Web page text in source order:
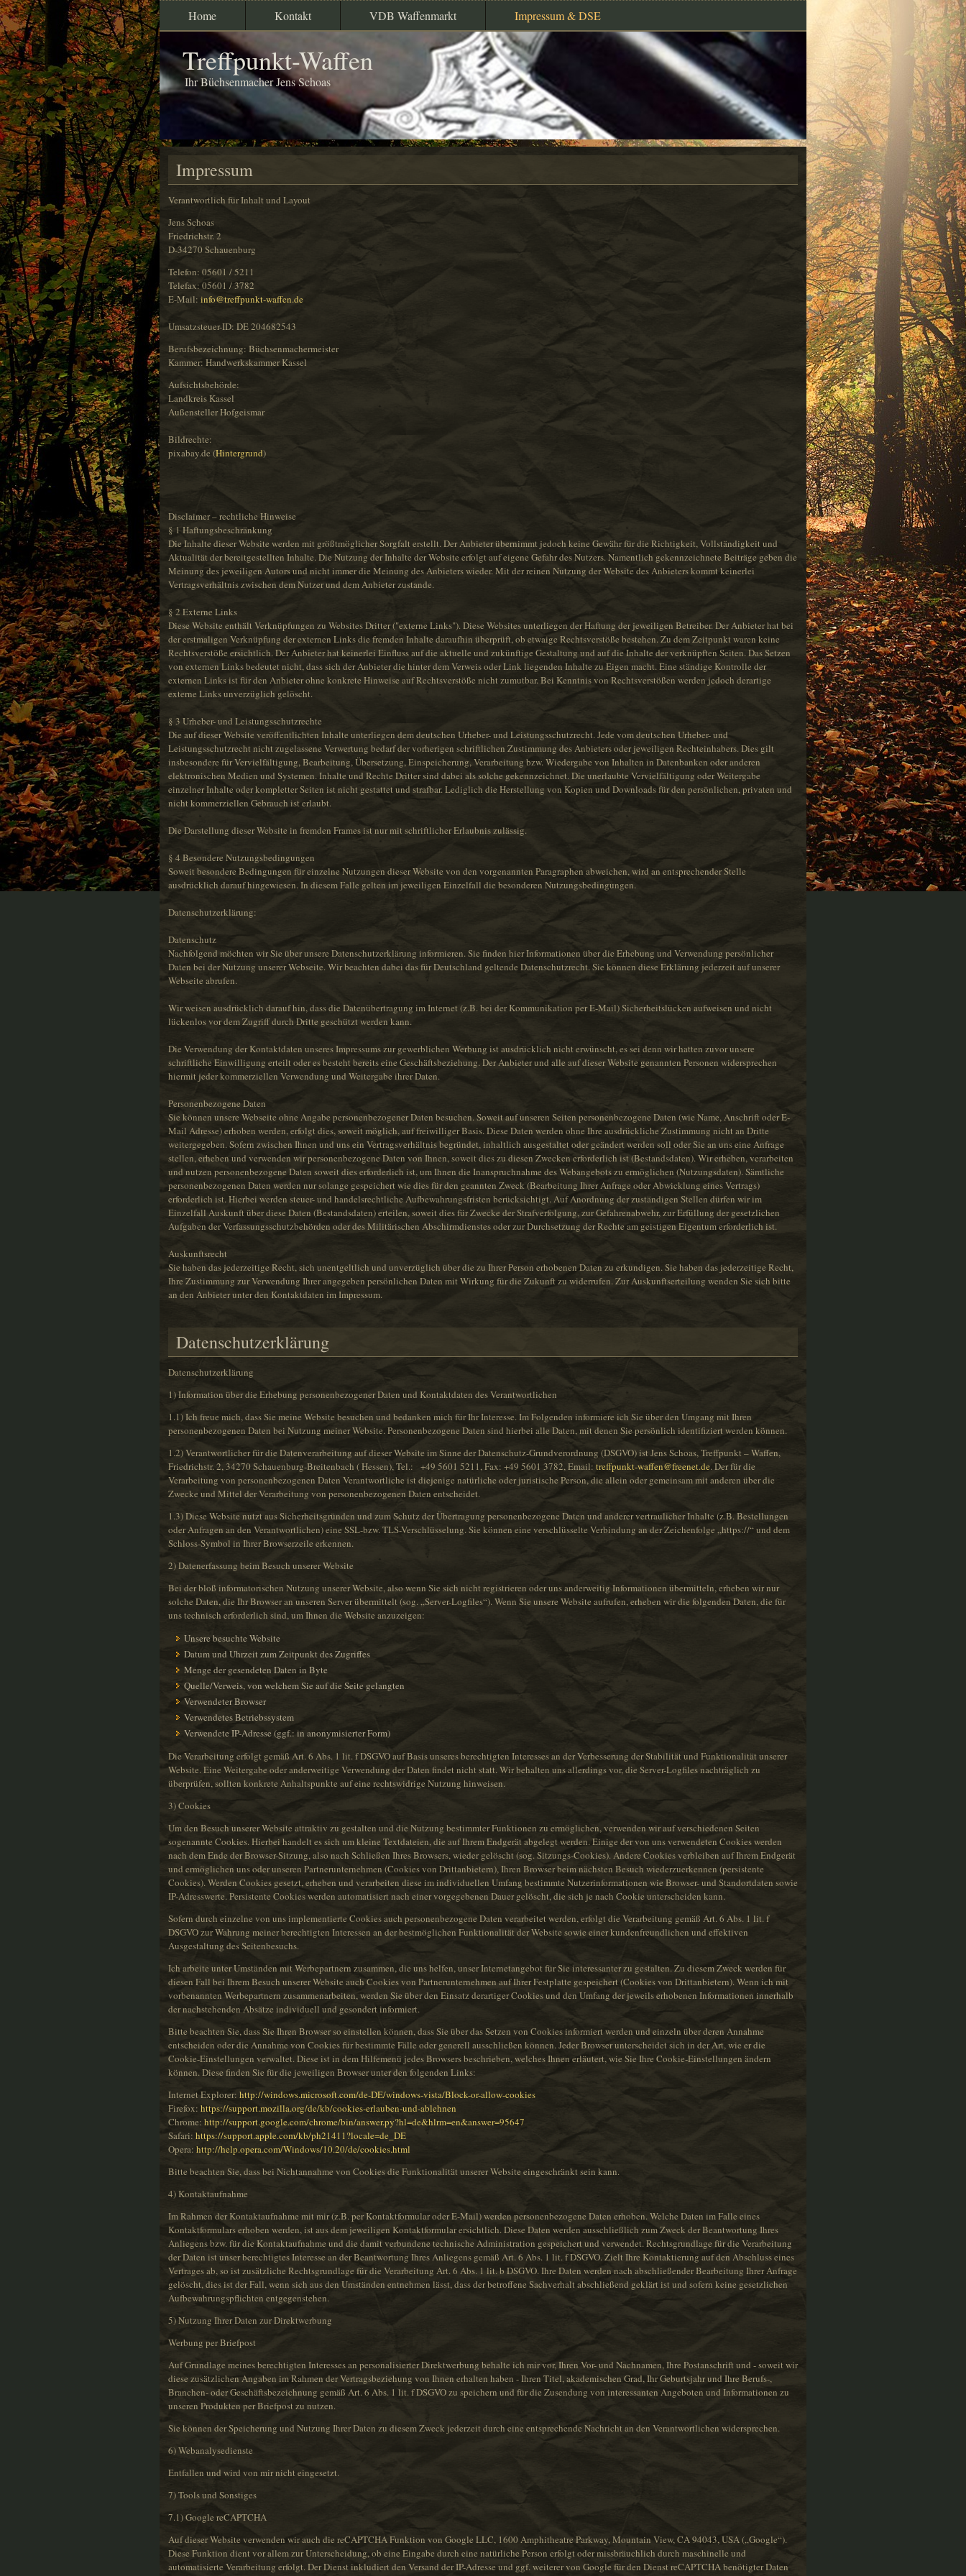
Home Kontakt VDB Waffenmarkt Impressum & DSE
Treffpunkt-Waffen
Ihr Büchsenmacher Jens Schoas
Impressum
Verantwortlich für Inhalt und Layout
Jens Schoas
Friedrichstr. 2
D-34270 Schauenburg
Telefon: 05601 / 5211
Telefax: 05601 / 3782
E-Mail: info@treffpunkt-waffen.de
Umsatzsteuer-ID: DE 204682543
Berufsbezeichnung: Büchsenmachermeister
Kammer: Handwerkskammer Kassel
Aufsichtsbehörde:
Landkreis Kassel
Außensteller Hofgeismar
Bildrechte:
pixabay.de (Hintergrund)
Disclaimer – rechtliche Hinweise
§ 1 Haftungsbeschränkung
Die Inhalte dieser Website werden mit größtmöglicher Sorgfalt erstellt. Der Anbieter übernimmt jedoch keine Gewähr für die Richtigkeit, Vollständigkeit und
Aktualität der bereitgestellten Inhalte. Die Nutzung der Inhalte der Website erfolgt auf eigene Gefahr des Nutzers. Namentlich gekennzeichnete Beiträge geben die
Meinung des jeweiligen Autors und nicht immer die Meinung des Anbieters wieder. Mit der reinen Nutzung der Website des Anbieters kommt keinerlei
Vertragsverhältnis zwischen dem Nutzer und dem Anbieter zustande.
§ 2 Externe Links
Diese Website enthält Verknüpfungen zu Websites Dritter ("externe Links"). Diese Websites unterliegen der Haftung der jeweiligen Betreiber. Der Anbieter hat bei
der erstmaligen Verknüpfung der externen Links die fremden Inhalte daraufhin überprüft, ob etwaige Rechtsverstöße bestehen. Zu dem Zeitpunkt waren keine
Rechtsverstöße ersichtlich. Der Anbieter hat keinerlei Einfluss auf die aktuelle und zukünftige Gestaltung und auf die Inhalte der verknüpften Seiten. Das Setzen
von externen Links bedeutet nicht, dass sich der Anbieter die hinter dem Verweis oder Link liegenden Inhalte zu Eigen macht. Eine ständige Kontrolle der
externen Links ist für den Anbieter ohne konkrete Hinweise auf Rechtsverstöße nicht zumutbar. Bei Kenntnis von Rechtsverstößen werden jedoch derartige
externe Links unverzüglich gelöscht.
§ 3 Urheber- und Leistungsschutzrechte
Die auf dieser Website veröffentlichten Inhalte unterliegen dem deutschen Urheber- und Leistungsschutzrecht. Jede vom deutschen Urheber- und
Leistungsschutzrecht nicht zugelassene Verwertung bedarf der vorherigen schriftlichen Zustimmung des Anbieters oder jeweiligen Rechteinhabers. Dies gilt
insbesondere für Vervielfältigung, Bearbeitung, Übersetzung, Einspeicherung, Verarbeitung bzw. Wiedergabe von Inhalten in Datenbanken oder anderen
elektronischen Medien und Systemen. Inhalte und Rechte Dritter sind dabei als solche gekennzeichnet. Die unerlaubte Vervielfältigung oder Weitergabe
einzelner Inhalte oder kompletter Seiten ist nicht gestattet und strafbar. Lediglich die Herstellung von Kopien und Downloads für den persönlichen, privaten und
nicht kommerziellen Gebrauch ist erlaubt.
Die Darstellung dieser Website in fremden Frames ist nur mit schriftlicher Erlaubnis zulässig.
§ 4 Besondere Nutzungsbedingungen
Soweit besondere Bedingungen für einzelne Nutzungen dieser Website von den vorgenannten Paragraphen abweichen, wird an entsprechender Stelle
ausdrücklich darauf hingewiesen. In diesem Falle gelten im jeweiligen Einzelfall die besonderen Nutzungsbedingungen.
Datenschutzerklärung:
Datenschutz
Nachfolgend möchten wir Sie über unsere Datenschutzerklärung informieren. Sie finden hier Informationen über die Erhebung und Verwendung persönlicher
Daten bei der Nutzung unserer Webseite. Wir beachten dabei das für Deutschland geltende Datenschutzrecht. Sie können diese Erklärung jederzeit auf unserer
Webseite abrufen.
Wir weisen ausdrücklich darauf hin, dass die Datenübertragung im Internet (z.B. bei der Kommunikation per E-Mail) Sicherheitslücken aufweisen und nicht
lückenlos vor dem Zugriff durch Dritte geschützt werden kann.
Die Verwendung der Kontaktdaten unseres Impressums zur gewerblichen Werbung ist ausdrücklich nicht erwünscht, es sei denn wir hatten zuvor unsere
schriftliche Einwilligung erteilt oder es besteht bereits eine Geschäftsbeziehung. Der Anbieter und alle auf dieser Website genannten Personen widersprechen
hiermit jeder kommerziellen Verwendung und Weitergabe ihrer Daten.
Personenbezogene Daten
Sie können unsere Webseite ohne Angabe personenbezogener Daten besuchen. Soweit auf unseren Seiten personenbezogene Daten (wie Name, Anschrift oder E-
Mail Adresse) erhoben werden, erfolgt dies, soweit möglich, auf freiwilliger Basis. Diese Daten werden ohne Ihre ausdrückliche Zustimmung nicht an Dritte
weitergegeben. Sofern zwischen Ihnen und uns ein Vertragsverhältnis begründet, inhaltlich ausgestaltet oder geändert werden soll oder Sie an uns eine Anfrage
stellen, erheben und verwenden wir personenbezogene Daten von Ihnen, soweit dies zu diesen Zwecken erforderlich ist (Bestandsdaten). Wir erheben, verarbeiten
und nutzen personenbezogene Daten soweit dies erforderlich ist, um Ihnen die Inanspruchnahme des Webangebots zu ermöglichen (Nutzungsdaten). Sämtliche
personenbezogenen Daten werden nur solange gespeichert wie dies für den geannten Zweck (Bearbeitung Ihrer Anfrage oder Abwicklung eines Vertrags)
erforderlich ist. Hierbei werden steuer- und handelsrechtliche Aufbewahrungsfristen berücksichtigt. Auf Anordnung der zuständigen Stellen dürfen wir im
Einzelfall Auskunft über diese Daten (Bestandsdaten) erteilen, soweit dies für Zwecke der Strafverfolgung, zur Gefahrenabwehr, zur Erfüllung der gesetzlichen
Aufgaben der Verfassungsschutzbehörden oder des Militärischen Abschirmdienstes oder zur Durchsetzung der Rechte am geistigen Eigentum erforderlich ist.
Auskunftsrecht
Sie haben das jederzeitige Recht, sich unentgeltlich und unverzüglich über die zu Ihrer Person erhobenen Daten zu erkundigen. Sie haben das jederzeitige Recht,
Ihre Zustimmung zur Verwendung Ihrer angegeben persönlichen Daten mit Wirkung für die Zukunft zu widerrufen. Zur Auskunftserteilung wenden Sie sich bitte
an den Anbieter unter den Kontaktdaten im Impressum.
Datenschutzerklärung
Datenschutzerklärung
1) Information über die Erhebung personenbezogener Daten und Kontaktdaten des Verantwortlichen
1.1) Ich freue mich, dass Sie meine Website besuchen und bedanken mich für Ihr Interesse. Im Folgenden informiere ich Sie über den Umgang mit Ihren
personenbezogenen Daten bei Nutzung meiner Website. Personenbezogene Daten sind hierbei alle Daten, mit denen Sie persönlich identifiziert werden können.
1.2) Verantwortlicher für die Datenverarbeitung auf dieser Website im Sinne der Datenschutz-Grundverordnung (DSGVO) ist Jens Schoas, Treffpunkt – Waffen,
Friedrichstr. 2, 34270 Schauenburg-Breitenbach ( Hessen), Tel.: +49 5601 5211, Fax: +49 5601 3782, Email: treffpunkt-waffen@freenet.de. Der für die
Verarbeitung von personenbezogenen Daten Verantwortliche ist diejenige natürliche oder juristische Person, die allein oder gemeinsam mit anderen über die
Zwecke und Mittel der Verarbeitung von personenbezogenen Daten entscheidet.
1.3) Diese Website nutzt aus Sicherheitsgründen und zum Schutz der Übertragung personenbezogene Daten und anderer vertraulicher Inhalte (z.B. Bestellungen
oder Anfragen an den Verantwortlichen) eine SSL-bzw. TLS-Verschlüsselung. Sie können eine verschlüsselte Verbindung an der Zeichenfolge „https://“ und dem
Schloss-Symbol in Ihrer Browserzeile erkennen.
2) Datenerfassung beim Besuch unserer Website
Bei der bloß informatorischen Nutzung unserer Website, also wenn Sie sich nicht registrieren oder uns anderweitig Informationen übermitteln, erheben wir nur
solche Daten, die Ihr Browser an unseren Server übermittelt (sog. „Server-Logfiles“). Wenn Sie unsere Website aufrufen, erheben wir die folgenden Daten, die für
uns technisch erforderlich sind, um Ihnen die Website anzuzeigen:
Unsere besuchte Website
Datum und Uhrzeit zum Zeitpunkt des Zugriffes
Menge der gesendeten Daten in Byte
Quelle/Verweis, von welchem Sie auf die Seite gelangten
Verwendeter Browser
Verwendetes Betriebssystem
Verwendete IP-Adresse (ggf.: in anonymisierter Form)
Die Verarbeitung erfolgt gemäß Art. 6 Abs. 1 lit. f DSGVO auf Basis unseres berechtigten Interesses an der Verbesserung der Stabilität und Funktionalität unserer
Website. Eine Weitergabe oder anderweitige Verwendung der Daten findet nicht statt. Wir behalten uns allerdings vor, die Server-Logfiles nachträglich zu
überprüfen, sollten konkrete Anhaltspunkte auf eine rechtswidrige Nutzung hinweisen.
3) Cookies
Um den Besuch unserer Website attraktiv zu gestalten und die Nutzung bestimmter Funktionen zu ermöglichen, verwenden wir auf verschiedenen Seiten
sogenannte Cookies. Hierbei handelt es sich um kleine Textdateien, die auf Ihrem Endgerät abgelegt werden. Einige der von uns verwendeten Cookies werden
nach dem Ende der Browser-Sitzung, also nach Schließen Ihres Browsers, wieder gelöscht (sog. Sitzungs-Cookies). Andere Cookies verbleiben auf Ihrem Endgerät
und ermöglichen uns oder unseren Partnerunternehmen (Cookies von Drittanbietern), Ihren Browser beim nächsten Besuch wiederzuerkennen (persistente
Cookies). Werden Cookies gesetzt, erheben und verarbeiten diese im individuellen Umfang bestimmte Nutzerinformationen wie Browser- und Standortdaten sowie
IP-Adresswerte. Persistente Cookies werden automatisiert nach einer vorgegebenen Dauer gelöscht, die sich je nach Cookie unterscheiden kann.
Sofern durch einzelne von uns implementierte Cookies auch personenbezogene Daten verarbeitet werden, erfolgt die Verarbeitung gemäß Art. 6 Abs. 1 lit. f
DSGVO zur Wahrung meiner berechtigten Interessen an der bestmöglichen Funktionalität der Website sowie einer kundenfreundlichen und effektiven
Ausgestaltung des Seitenbesuchs.
Ich arbeite unter Umständen mit Werbepartnern zusammen, die uns helfen, unser Internetangebot für Sie interessanter zu gestalten. Zu diesem Zweck werden für
diesen Fall bei Ihrem Besuch unserer Website auch Cookies von Partnerunternehmen auf Ihrer Festplatte gespeichert (Cookies von Drittanbietern). Wenn ich mit
vorbenannten Werbepartnern zusammenarbeiten, werden Sie über den Einsatz derartiger Cookies und den Umfang der jeweils erhobenen Informationen innerhalb
der nachstehenden Absätze individuell und gesondert informiert.
Bitte beachten Sie, dass Sie Ihren Browser so einstellen können, dass Sie über das Setzen von Cookies informiert werden und einzeln über deren Annahme
entscheiden oder die Annahme von Cookies für bestimmte Fälle oder generell ausschließen können. Jeder Browser unterscheidet sich in der Art, wie er die
Cookie-Einstellungen verwaltet. Diese ist in dem Hilfemenü jedes Browsers beschrieben, welches Ihnen erläutert, wie Sie Ihre Cookie-Einstellungen ändern
können. Diese finden Sie für die jeweiligen Browser unter den folgenden Links:
Internet Explorer: http://windows.microsoft.com/de-DE/windows-vista/Block-or-allow-cookies
Firefox: https://support.mozilla.org/de/kb/cookies-erlauben-und-ablehnen
Chrome: http://support.google.com/chrome/bin/answer.py?hl=de&hlrm=en&answer=95647
Safari: https://support.apple.com/kb/ph21411?locale=de_DE
Opera: http://help.opera.com/Windows/10.20/de/cookies.html
Bitte beachten Sie, dass bei Nichtannahme von Cookies die Funktionalität unserer Website eingeschränkt sein kann.
4) Kontaktaufnahme
Im Rahmen der Kontaktaufnahme mit mir (z.B. per Kontaktformular oder E-Mail) werden personenbezogene Daten erhoben. Welche Daten im Falle eines
Kontaktformulars erhoben werden, ist aus dem jeweiligen Kontaktformular ersichtlich. Diese Daten werden ausschließlich zum Zweck der Beantwortung Ihres
Anliegens bzw. für die Kontaktaufnahme und die damit verbundene technische Administration gespeichert und verwendet. Rechtsgrundlage für die Verarbeitung
der Daten ist unser berechtigtes Interesse an der Beantwortung Ihres Anliegens gemäß Art. 6 Abs. 1 lit. f DSGVO. Zielt Ihre Kontaktierung auf den Abschluss eines
Vertrages ab, so ist zusätzliche Rechtsgrundlage für die Verarbeitung Art. 6 Abs. 1 lit. b DSGVO. Ihre Daten werden nach abschließender Bearbeitung Ihrer Anfrage
gelöscht, dies ist der Fall, wenn sich aus den Umständen entnehmen lässt, dass der betroffene Sachverhalt abschließend geklärt ist und sofern keine gesetzlichen
Aufbewahrungspflichten entgegenstehen.
5) Nutzung Ihrer Daten zur Direktwerbung
Werbung per Briefpost
Auf Grundlage meines berechtigten Interesses an personalisierter Direktwerbung behalte ich mir vor, Ihren Vor- und Nachnamen, Ihre Postanschrift und - soweit wir
diese zusätzlichen Angaben im Rahmen der Vertragsbeziehung von Ihnen erhalten haben - Ihren Titel, akademischen Grad, Ihr Geburtsjahr und Ihre Berufs-,
Branchen- oder Geschäftsbezeichnung gemäß Art. 6 Abs. 1 lit. f DSGVO zu speichern und für die Zusendung von interessanten Angeboten und Informationen zu
unseren Produkten per Briefpost zu nutzen.
Sie können der Speicherung und Nutzung Ihrer Daten zu diesem Zweck jederzeit durch eine entsprechende Nachricht an den Verantwortlichen widersprechen.
6) Webanalysedienste
Entfallen und wird von mir nicht eingesetzt.
7) Tools und Sonstiges
7.1) Google reCAPTCHA
Auf dieser Website verwenden wir auch die reCAPTCHA Funktion von Google LLC, 1600 Amphitheatre Parkway, Mountain View, CA 94043, USA („Google“).
Diese Funktion dient vor allem zur Unterscheidung, ob eine Eingabe durch eine natürliche Person erfolgt oder missbräuchlich durch maschinelle und
automatisierte Verarbeitung erfolgt. Der Dienst inkludiert den Versand der IP-Adresse und ggf. weiterer von Google für den Dienst reCAPTCHA benötigter Daten